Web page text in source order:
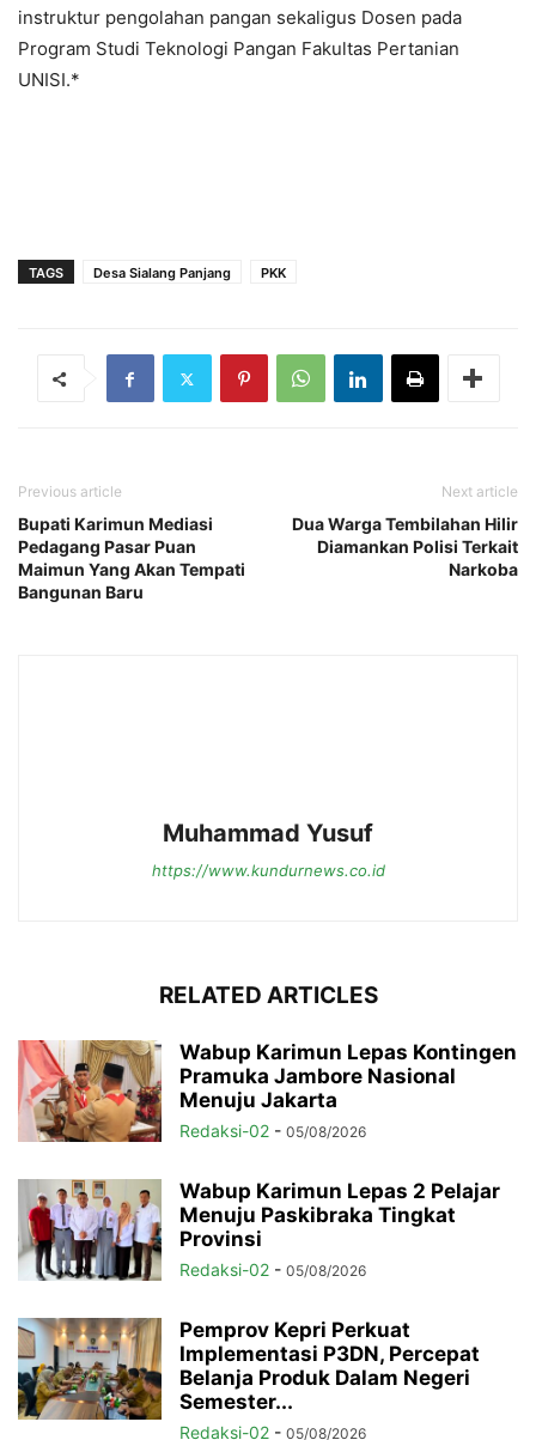
instruktur pengolahan pangan sekaligus Dosen pada
Program Studi Teknologi Pangan Fakultas Pertanian
UNISI.*
TAGS Desa Sialang Panjang PKK
Previous article
Bupati Karimun Mediasi
Pedagang Pasar Puan
Maimun Yang Akan Tempati
Bangunan Baru
Next article
Dua Warga Tembilahan Hilir
Diamankan Polisi Terkait
Narkoba
Muhammad Yusuf
https://www.kundurnews.co.id
RELATED ARTICLES
Wabup Karimun Lepas Kontingen
Pramuka Jambore Nasional
Menuju Jakarta
Redaksi-02 - 05/08/2026
Wabup Karimun Lepas 2 Pelajar
Menuju Paskibraka Tingkat
Provinsi
Redaksi-02 - 05/08/2026
Pemprov Kepri Perkuat
Implementasi P3DN, Percepat
Belanja Produk Dalam Negeri
Semester...
Redaksi-02 - 05/08/2026